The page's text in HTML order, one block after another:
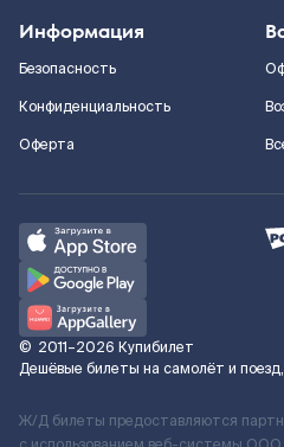
Информация
Безопасность
Конфиденциальность
Оферта
© 2011–2026 Купибилет
Дешёвые билеты на самолёт и
Ж/Д билеты предоставляются